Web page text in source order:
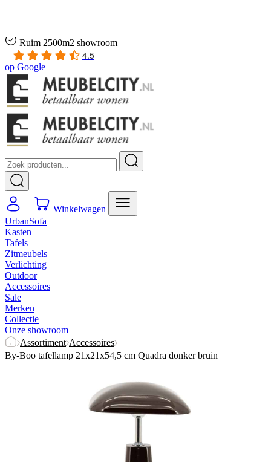
Ruim 2500m2 showroom
4.5
op Google
Winkelwagen
UrbanSofa
Kasten
Tafels
Zitmeubels
Verlichting
Outdoor
Accessoires
Sale
Merken
Collectie
Onze showroom
Assortiment Accessoires
By-Boo tafellamp 21x21x54,5 cm Quadra donker bruin